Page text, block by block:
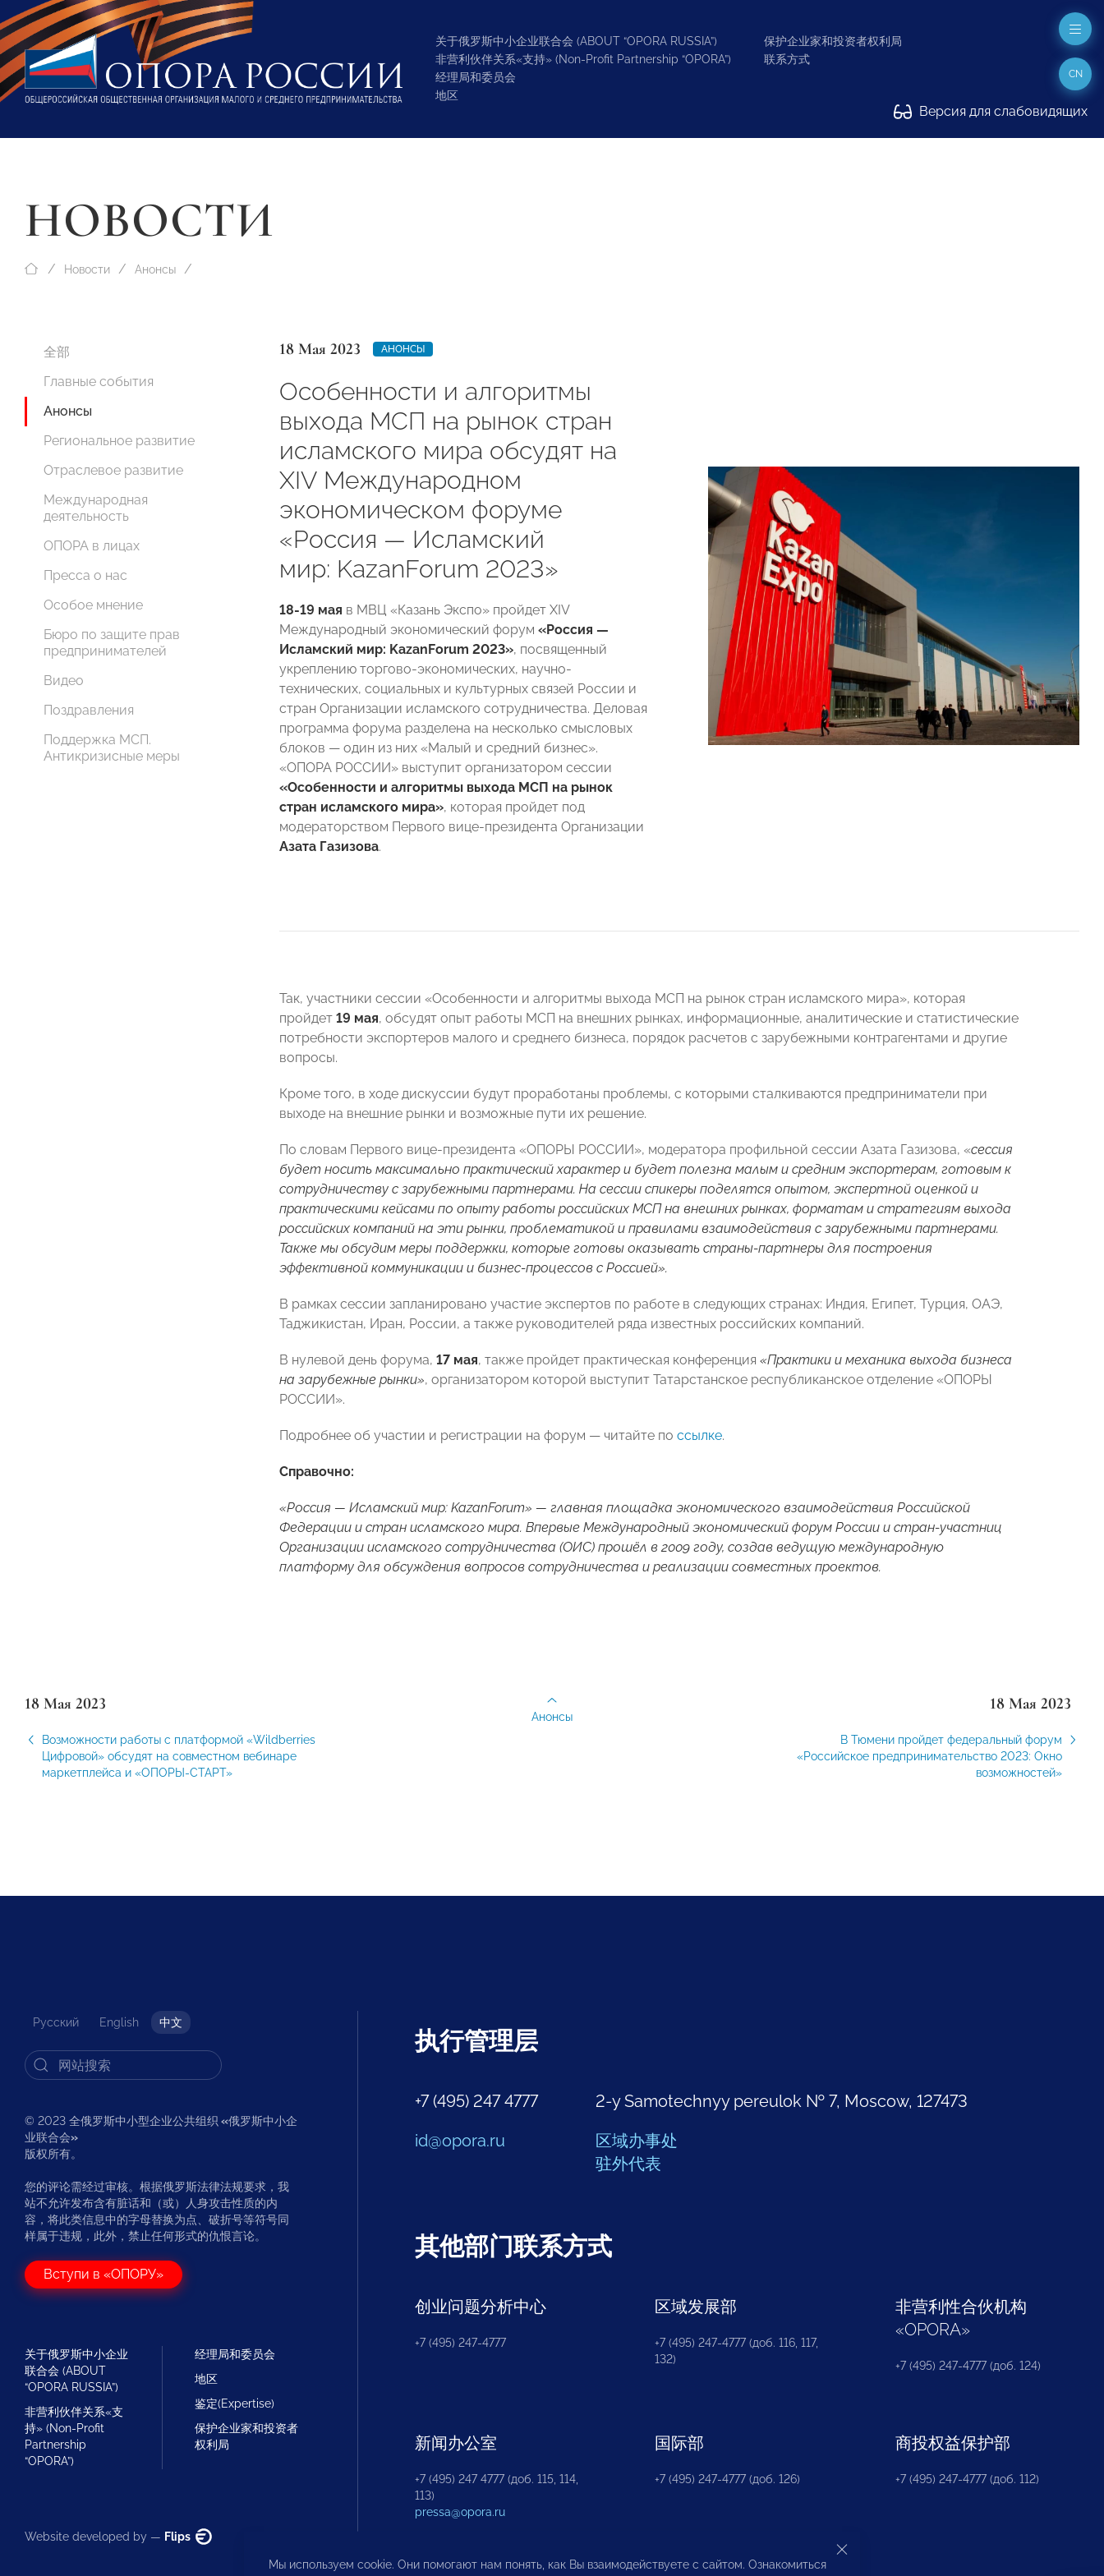
关于俄罗斯中小企业联合会 (ABOUT “OPORA RUSSIA”)
非营利伙伴关系«支持» (Non-Profit Partnership “OPORA”)
经理局和委员会
地区
保护企业家和投资者权利局
联系方式
Версия для слабовидящих
CN
НОВОСТИ
Новости Анонсы
全部
Главные события
Анонсы
Региональное развитие
Отраслевое развитие
Международная
деятельность
ОПОРА в лицах
Пресса о нас
Особое мнение
Бюро по защите прав
предпринимателей
Видео
Поздравления
Поддержка МСП.
Антикризисные меры
18 Мая 2023 АНОНСЫ
Особенности и алгоритмы
выхода МСП на рынок стран
исламского мира обсудят на
ХIV Международном
экономическом форуме
«Россия — Исламский
мир: KazanForum 2023»
18-19 мая в МВЦ «Казань Экспо» пройдет ХIV
Международный экономический форум «Россия —
Исламский мир: KazanForum 2023», посвященный
укреплению торгово-экономических, научно-
технических, социальных и культурных связей России и
стран Организации исламского сотрудничества. Деловая
программа форума разделена на несколько смысловых
блоков — один из них «Малый и средний бизнес».
«ОПОРА РОССИИ» выступит организатором сессии
«Особенности и алгоритмы выхода МСП на рынок
стран исламского мира», которая пройдет под
модераторством Первого вице-президента Организации
Азата Газизова.
Так, участники сессии «Особенности и алгоритмы выхода МСП на рынок стран исламского мира», которая
пройдет 19 мая, обсудят опыт работы МСП на внешних рынках, информационные, аналитические и статистические
потребности экспортеров малого и среднего бизнеса, порядок расчетов с зарубежными контрагентами и другие
вопросы.
Кроме того, в ходе дискуссии будут проработаны проблемы, с которыми сталкиваются предприниматели при
выходе на внешние рынки и возможные пути их решение.
По словам Первого вице-президента «ОПОРЫ РОССИИ», модератора профильной сессии Азата Газизова, «сессия
будет носить максимально практический характер и будет полезна малым и средним экспортерам, готовым к
сотрудничеству с зарубежными партнерами. На сессии спикеры поделятся опытом, экспертной оценкой и
практическими кейсами по опыту работы российских МСП на внешних рынках, форматам и стратегиям выхода
российских компаний на эти рынки, проблематикой и правилами взаимодействия с зарубежными партнерами.
Также мы обсудим меры поддержки, которые готовы оказывать страны-партнеры для построения
эффективной коммуникации и бизнес-процессов с Россией».
В рамках сессии запланировано участие экспертов по работе в следующих странах: Индия, Египет, Турция, ОАЭ,
Таджикистан, Иран, России, а также руководителей ряда известных российских компаний.
В нулевой день форума, 17 мая, также пройдет практическая конференция «Практики и механика выхода бизнеса
на зарубежные рынки», организатором которой выступит Татарстанское республиканское отделение «ОПОРЫ
РОССИИ».
Подробнее об участии и регистрации на форум — читайте по ссылке.
Справочно:
«Россия — Исламский мир: KazanForum» — главная площадка экономического взаимодействия Российской
Федерации и стран исламского мира. Впервые Международный экономический форум России и стран-участниц
Организации исламского сотрудничества (ОИС) прошёл в 2009 году, создав ведущую международную
платформу для обсуждения вопросов сотрудничества и реализации совместных проектов.
18 Мая 2023
Возможности работы с платформой «Wildberries
Цифровой» обсудят на совместном вебинаре
маркетплейса и «ОПОРЫ-СТАРТ»
18 Мая 2023
В Тюмени пройдет федеральный форум
«Российское предпринимательство 2023: Окно
возможностей»
Анонсы
Русский English 中文
© 2023 全俄罗斯中小型企业公共组织 «俄罗斯中小企
业联合会»
版权所有。
您的评论需经过审核。根据俄罗斯法律法规要求，我
站不允许发布含有脏话和（或）人身攻击性质的内
容，将此类信息中的字母替换为点、破折号等符号同
样属于违规，此外，禁止任何形式的仇恨言论。
Вступи в «ОПОРУ»
关于俄罗斯中小企业
联合会 (ABOUT
“OPORA RUSSIA”)
非营利伙伴关系«支
持» (Non-Profit
Partnership
“OPORA”)
经理局和委员会
地区
鉴定(Expertise)
保护企业家和投资者
权利局
Website developed by — Flips
执行管理层
+7 (495) 247 4777
id@opora.ru
2-y Samotechnyy pereulok № 7, Moscow, 127473
区域办事处
驻外代表
其他部门联系方式
创业问题分析中心
+7 (495) 247-4777
区域发展部
+7 (495) 247-4777 (доб. 116, 117,
132)
非营利性合伙机构
«OPORA»
+7 (495) 247-4777 (доб. 124)
新闻办公室
+7 (495) 247 4777 (доб. 115, 114,
113)
pressa@opora.ru
国际部
+7 (495) 247-4777 (доб. 126)
商投权益保护部
+7 (495) 247-4777 (доб. 112)
Мы используем cookie. Они помогают нам понять, как Вы взаимодействуете с сайтом. Ознакомиться